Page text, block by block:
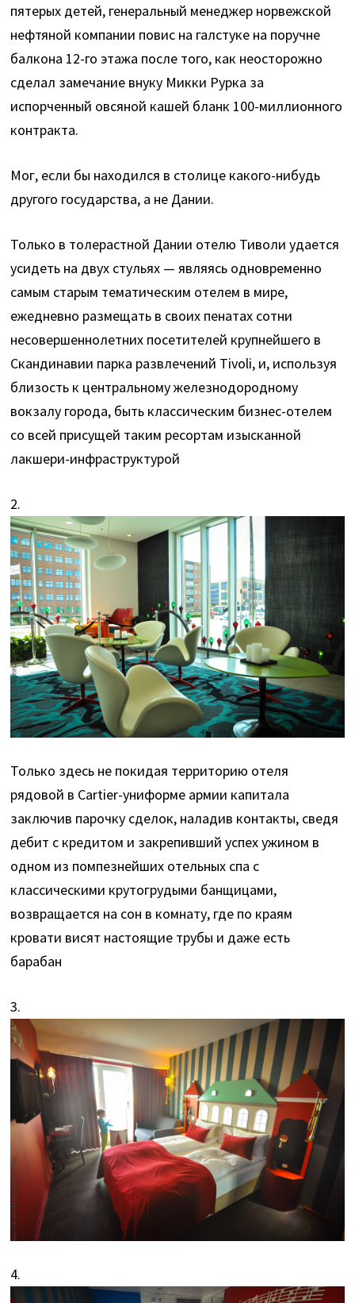
пятерых детей, генеральный менеджер норвежской
нефтяной компании повис на галстуке на поручне
балкона 12-го этажа после того, как неосторожно
сделал замечание внуку Микки Рурка за
испорченный овсяной кашей бланк 100-миллионного
контракта.
Мог, если бы находился в столице какого-нибудь
другого государства, а не Дании.
Только в толерастной Дании отелю Тиволи удается
усидеть на двух стульях — являясь одновременно
самым старым тематическим отелем в мире,
ежедневно размещать в своих пенатах сотни
несовершеннолетних посетителей крупнейшего в
Скандинавии парка развлечений Tivoli, и, используя
близость к центральному железнодородному
вокзалу города, быть классическим бизнес-отелем
со всей присущей таким ресортам изысканной
лакшери-инфраструктурой
2.
Только здесь не покидая территорию отеля
рядовой в Cartier-униформе армии капитала
заключив парочку сделок, наладив контакты, сведя
дебит с кредитом и закрепивший успех ужином в
одном из помпезнейших отельных спа с
классическими крутогрудыми банщицами,
возвращается на сон в комнату, где по краям
кровати висят настоящие трубы и даже есть
барабан
3.
4.